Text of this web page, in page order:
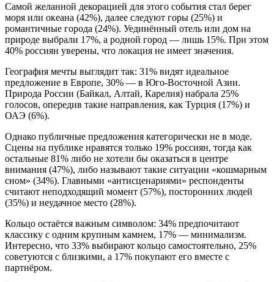
Самой желанной декорацией для этого события стал берег
моря или океана (42%), далее следуют горы (25%) и
романтичные города (24%). Уединённый отель или дом на
природе выбрали 17%, а родной город — лишь 15%. При этом
40% россиян уверены, что локация не имеет значения.
География мечты выглядит так: 31% видят идеальное
предложение в Европе, 30% — в Юго-Восточной Азии.
Природа России (Байкал, Алтай, Карелия) набрала 25%
голосов, опередив такие направления, как Турция (17%) и
ОАЭ (6%).
Однако публичные предложения категорически не в моде.
Сцены на публике нравятся только 19% россиян, тогда как
остальные 81% либо не хотели бы оказаться в центре
внимания (47%), либо называют такие ситуации «кошмарным
сном» (34%). Главными «антисценариями» респонденты
считают неподходящий момент (57%), посторонних людей
(35%) и неудачное место (28%).
Кольцо остаётся важным символом: 34% предпочитают
классику с одним крупным камнем, 17% — минимализм.
Интересно, что 33% выбирают кольцо самостоятельно, 25%
советуются с близкими, а 17% покупают его вместе с
партнёром.